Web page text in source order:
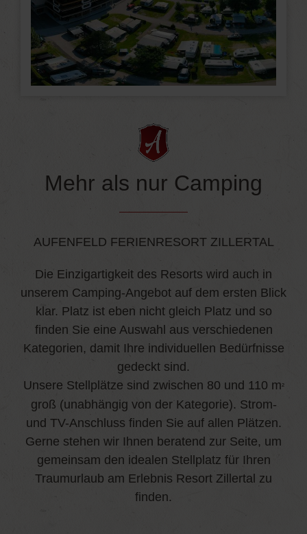
Mehr als nur Camping
AUFENFELD FERIENRESORT ZILLERTAL
Die Einzigartigkeit des Resorts wird auch in
unserem Camping-Angebot auf dem ersten Blick
klar. Platz ist eben nicht gleich Platz und so
finden Sie eine Auswahl aus verschiedenen
Kategorien, damit Ihre individuellen Bedürfnisse
gedeckt sind.
Unsere Stellplätze sind zwischen 80 und 110 m²
groß (unabhängig von der Kategorie). Strom-
und TV-Anschluss finden Sie auf allen Plätzen.
Gerne stehen wir Ihnen beratend zur Seite, um
gemeinsam den idealen Stellplatz für Ihren
Traumurlaub am Erlebnis Resort Zillertal zu
finden.